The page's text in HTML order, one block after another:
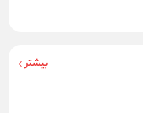
بیشتر